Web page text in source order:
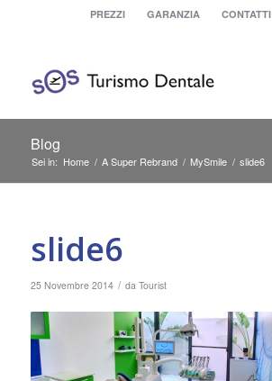
PREZZI GARANZIA CONTATTI
Blog
Sei in: Home / A Super Rebrand / MySmile / slide6
slide6
25 Novembre 2014 / da Tourist